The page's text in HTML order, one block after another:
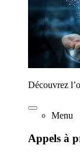
Découvrez
Menu
Appels à